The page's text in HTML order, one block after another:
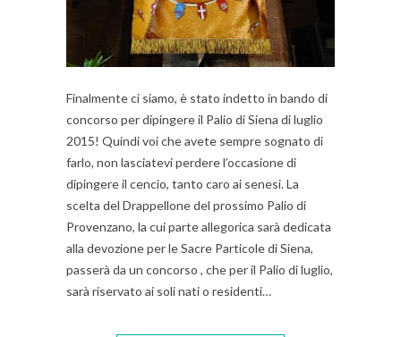
Finalmente ci siamo, è stato indetto in bando di
concorso per dipingere il Palio di Siena di luglio
2015! Quindi voi che avete sempre sognato di
farlo, non lasciatevi perdere l’occasione di
dipingere il cencio, tanto caro ai senesi. La
scelta del Drappellone del prossimo Palio di
Provenzano, la cui parte allegorica sarà dedicata
alla devozione per le Sacre Particole di Siena,
passerà da un concorso , che per il Palio di luglio,
sarà riservato ai soli nati o residenti…